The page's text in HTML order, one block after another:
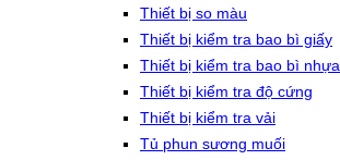
Thiết bị so màu
Thiết bị kiểm tra bao bì giấy
Thiết bị kiểm tra bao bì nhựa
Thiết bị kiểm tra độ cứng
Thiết bị kiểm tra vải
Tủ phun sương muối